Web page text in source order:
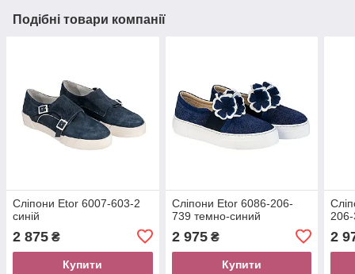
Подібні товари компанії
Сліпони Etor 6007-603-2
синій
2 875 ₴
Купити
Сліпони Etor 6086-206-
739 темно-синий
2 975₴
Купити
206-
2